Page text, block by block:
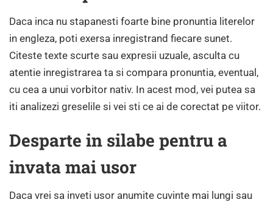
Daca inca nu stapanesti foarte bine pronuntia literelor
in engleza, poti exersa inregistrand fiecare sunet.
Citeste texte scurte sau expresii uzuale, asculta cu
atentie inregistrarea ta si compara pronuntia, eventual,
cu cea a unui vorbitor nativ. In acest mod, vei putea sa
iti analizezi greselile si vei sti ce ai de corectat pe viitor.
Desparte in silabe pentru a
invata mai usor
Daca vrei sa inveti usor anumite cuvinte mai lungi sau